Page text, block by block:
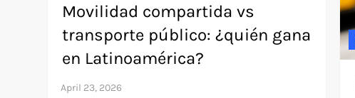
Movilidad compartida vs
transporte público: ¿quién gana
en Latinoamérica?